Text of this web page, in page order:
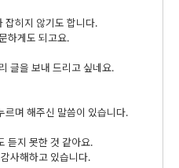
잡히지 않기도 합니다.
하게도 되고요.
글을 보내 드리고 싶네요.
르며 해주신 말씀이 있습니다.
듣지 못한 것 같아요.
사해하고 있습니다.